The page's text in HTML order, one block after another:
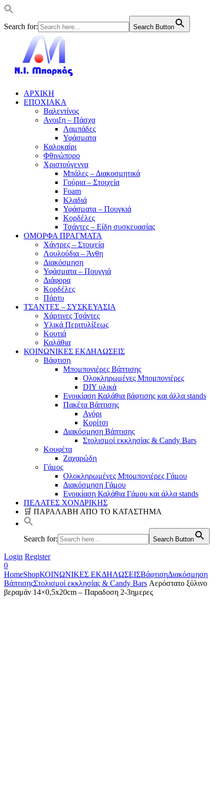
Search for: Search Button
ΑΡΧΙΚΗ
ΕΠΟΧΙΑΚΑ
Βαλεντίνος
Ανοιξη – Πάσχα
Λαμπάδες
Υφάσματα
Καλοκαίρι
Φθινώπορο
Χριστούγεννα
Μπάλες – Διακοσμητικά
Γούρια – Στοιχεία
Foam
Κλαδιά
Υφάσματα – Πουγκιά
Κορδέλες
Τσάντες – Είδη συσκευασίας
ΟΜΟΡΦΑ ΠΡΑΓΜΑΤΑ
Χάντρες – Στοιχεία
Λουλούδια – Άνθη
Διακόσμηση
Υφάσματα – Πουγγιά
Διάφορα
Κορδέλες
Πάρτυ
ΤΣΑΝΤΕΣ – ΣΥΣΚΕΥΑΣΙΑ
Χάρτινες Τσάντες
Υλικά Περιτυλίξεως
Κουτιά
Καλάθια
ΚΟΙΝΩΝΙΚΕΣ ΕΚΔΗΛΩΣΕΙΣ
Βάφτιση
Μπομπονιέρες Βάπτισης
Ολοκληρωμένες Μπομπονιέρες
DIY υλικά
Ενοικίαση Καλάθια βάφτισης και άλλα stands
Πακέτα Βάπτισης
Αγόρι
Κορίτσι
Διακόσμηση Βάπτισης
Στολισμοί εκκλησίας & Candy Bars
Κουφέτα
Ζαχαρώδη
Γάμος
Ολοκληρωμένες Μπομπονιέρες Γάμου
Διακόσμηση Γάμου
Ενοικίαση Καλάθια Γάμου και άλλα stands
ΠΕΛΑΤΕΣ ΧΟΝΔΡΙΚΗΣ
🛒 ΠΑΡΑΛΑΒΗ ΑΠΟ ΤΟ ΚΑΤΑΣΤΗΜΑ
Search for: Search Button
Login Register
0
HomeShopΚΟΙΝΩΝΙΚΕΣ ΕΚΔΗΛΩΣΕΙΣΒάφτισηΔιακόσμηση
ΒάπτισηςΣτολισμοί εκκλησίας & Candy Bars Αερόστατο ξύλινο
βεραμάν 14×0,5x20cm – Παραδοση 2-3ημερες